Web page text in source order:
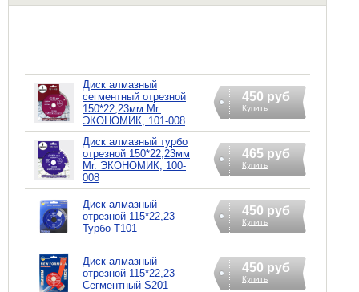
Диск алмазный
сегментный отрезной
150*22,23мм Mr.
ЭКОНОМИК, 101-008
450 руб
Купить
Диск алмазный турбо
отрезной 150*22,23мм
Mr. ЭКОНОМИК, 100-
008
465 руб
Купить
Диск алмазный
отрезной 115*22,23
Турбо T101
450 руб
Купить
Диск алмазный
отрезной 115*22,23
Сегментный S201
450 руб
Купить